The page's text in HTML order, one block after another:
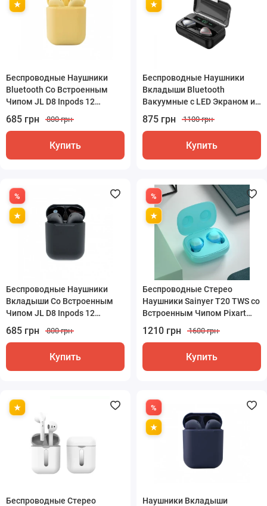
Беспроводные Наушники
Bluetooth Со Встроенным
Чипом JL D8 Inpods 12
Желтые
685 грн 800 грн
Купить
Беспроводные Наушники
Вкладыши Bluetooth
Вакуумные с LED Экраном и
Встроенным Чипом Bluetrum
Sainyer T68
875 грн 1100 грн
Купить
Беспроводные Наушники
Вкладыши Со Встроенным
Чипом JL D8 Inpods 12
Черные
685 грн 800 грн
Купить
Беспроводные Стерео
Наушники Sainyer T20 TWS со
Встроенным Чипом Pixart
Голубые
1210 грн 1600 грн
Купить
Беспроводные Стерео
Наушники Вкладыши